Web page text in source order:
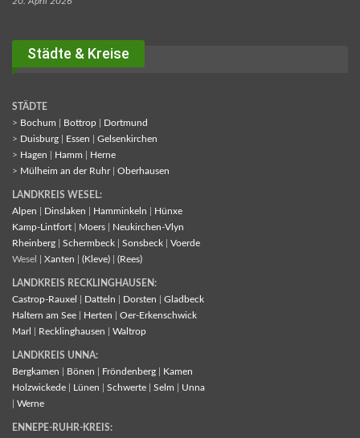
Städte & Kreise
STÄDTE
> Bochum Bottrop
Dortmund
> Duisburg Essen
Gelsenkirchen
> Hagen Hamm
Herne
> Mülheim an der Ruhr| Oberhausen
LANDKREIS WESEL:
Alpen
Dinslaken Hamminkeln
Hünxe
Kamp-Lintfort
Moers
Neukirchen-Vlyn
Rheinberg
Schermbeck Sonsbeck
Voerde
Wesel | Xanten (Kleve) (Rees)
LANDKREIS RECKLINGHAUSEN:
Castrop-Rauxel
Datteln Dorsten
Gladbeck
Haltern am See
Herten
Oer-Erkenschwick
Marl
Recklinghausen Waltrop
LANDKREIS UNNA:
Bergkamen
Bönen Fröndenberg
Kamen
Holzwickede
Lünen Schwerte Selm
Unna
Werne
ENNEPE-RUHR-KREIS: